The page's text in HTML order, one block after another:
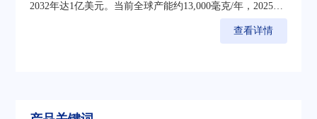
2032年达1亿美元。当前全球产能约13,000毫克/年，2025年
产量10,435毫克，产能利用率约80%，行业扩产步伐加快以
查看详情